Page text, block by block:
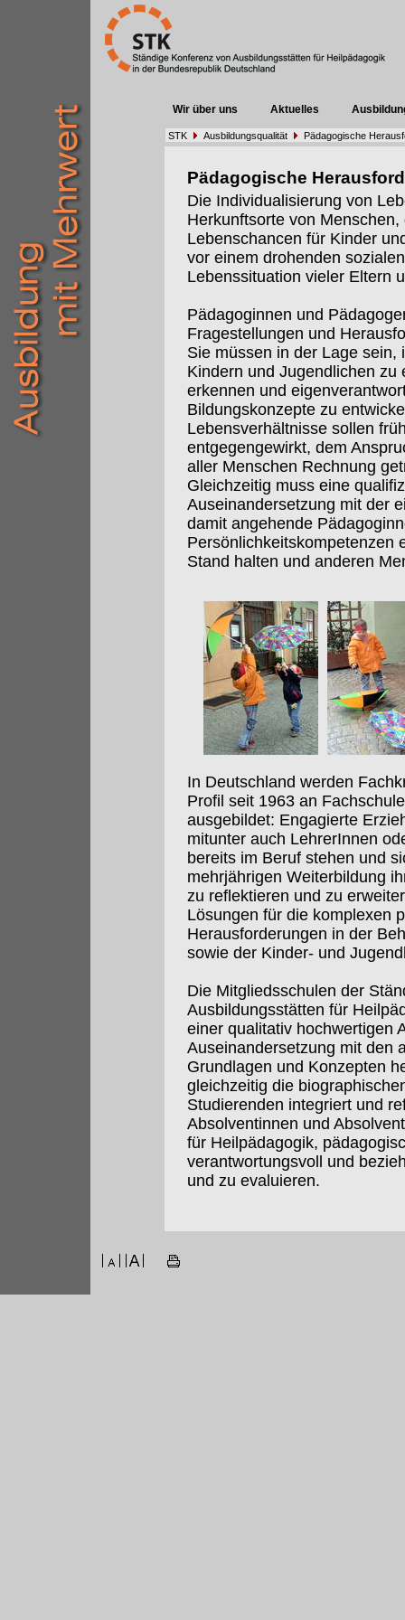
Wir über uns Aktuelles
STK Ausbildungsqualität Pädagogische
Pädagogische
Die Individualisierung von
Herkunftsorte von
Lebenschancen für Kinder
vor einem drohenden
Lebenssituation vieler Eltern
Pädagoginnen und
Fragestellungen und
Sie müssen in der Lage
Kindern und Jugendlichen
erkennen und
Bildungskonzepte zu
Lebensverhältnisse sollen
entgegengewirkt, dem
aller Menschen Rechnung
Gleichzeitig muss eine
Auseinandersetzung mit der
damit angehende
Persönlichkeitskompetenzen
Stand halten und anderen
In Deutschland werden
Profil seit 1963 an
ausgebildet: Engagierte
mitunter auch LehrerInnen
bereits im Beruf stehen und
mehrjährigen Weiterbildung
zu reflektieren und zu
Lösungen für die komplexen
Herausforderungen in der
sowie der Kinder- und
Die Mitgliedsschulen der
Ausbildungsstätten für
einer qualitativ hochwertigen
Auseinandersetzung mit den
Grundlagen und Konzepten
gleichzeitig die
Studierenden integriert und
Absolventinnen und
für Heilpädagogik,
verantwortungsvoll und
und zu evaluieren.